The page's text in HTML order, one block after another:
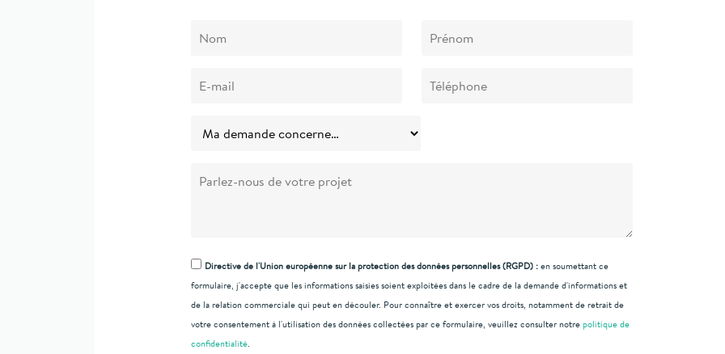
Directive de l'Union européenne sur la protection des données personnelles (RGPD) :en soumettant ce
formulaire, j'accepte que les informations saisies soient exploitées dans le cadre de la demande d'informations et
de la relation commerciale qui peut en découler. Pour connaître et exercer vos droits, notamment de retrait de
votre consentement à l'utilisation des données collectées par ce formulaire, veuillez consulter notrepolitique de
confidentialité.